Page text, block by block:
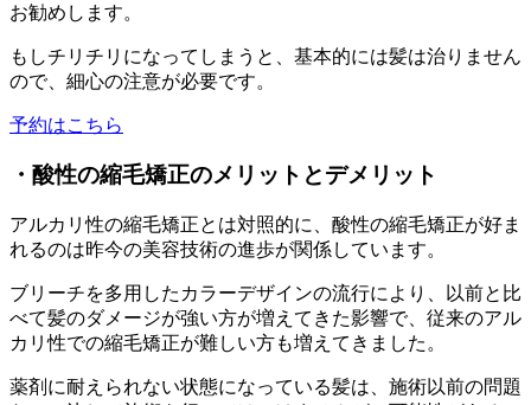
お勧めします。
もしチリチリになってしまうと、基本的には髪は治りません
ので、細心の注意が必要です。
予約はこちら
・酸性の縮毛矯正のメリットとデメリット
アルカリ性の縮毛矯正とは対照的に、酸性の縮毛矯正が好ま
れるのは昨今の美容技術の進歩が関係しています。
ブリーチを多用したカラーデザインの流行により、以前と比
べて髪のダメージが強い方が増えてきた影響で、従来のアル
カリ性での縮毛矯正が難しい方も増えてきました。
薬剤に耐えられない状態になっている髪は、施術以前の問題